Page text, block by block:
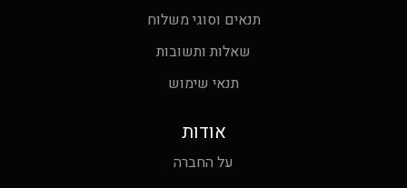
תנאים וסוגי משלוח
שאלות ותשובות
תנאי שימוש
אודות
על החברה